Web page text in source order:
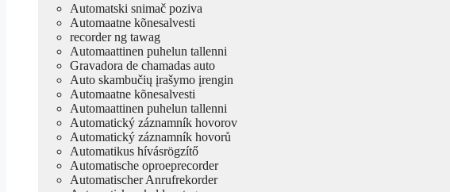
Automatski snimač poziva
Automaatne kõnesalvesti
recorder ng tawag
Automaattinen puhelun tallenni
Gravadora de chamadas auto
Auto skambučių įrašymo įrengin
Automaatne kõnesalvesti
Automaattinen puhelun tallenni
Automatický záznamník hovorov
Automatický záznamník hovorů
Automatikus hívásrögzítő
Automatische oproeprecorder
Automatischer Anrufrekorder